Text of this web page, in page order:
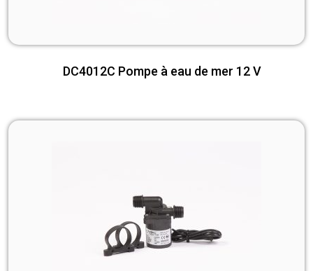
DC4012C Pompe à eau de mer 12 V